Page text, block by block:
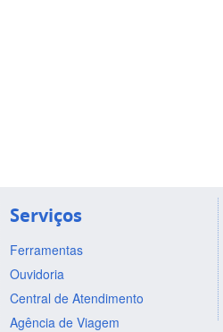
Serviços
Ferramentas
Ouvidoria
Central de Atendimento
Agência de Viagem